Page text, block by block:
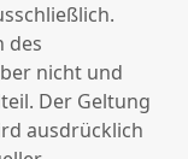
des
nicht und
Der Geltung
ausdrücklich